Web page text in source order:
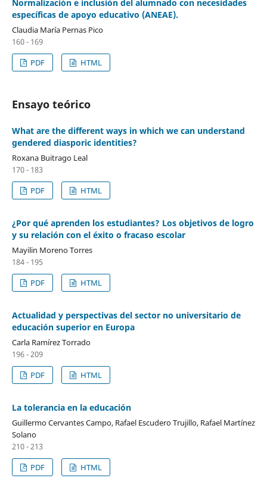
Normalización e inclusión del alumnado con necesidades
específicas de apoyo educativo (ANEAE).
Claudia María Pernas Pico
160 - 169
PDF
HTML
Ensayo teórico
What are the different ways in which we can understand
gendered diasporic identities?
Roxana Buitrago Leal
170 - 183
PDF
HTML
¿Por qué aprenden los estudiantes? Los objetivos de logro
y su relación con el éxito o fracaso escolar
Mayilin Moreno Torres
184 - 195
PDF
HTML
Actualidad y perspectivas del sector no universitario de
educación superior en Europa
Carla Ramírez Torrado
196 - 209
PDF
HTML
La tolerancia en la educación
Guillermo Cervantes Campo, Rafael Escudero Trujillo, Rafael Martínez
Solano
210 - 213
PDF
HTML